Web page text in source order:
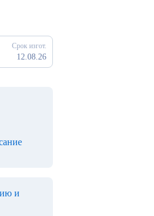
Срок изгот.
12.08.26
и